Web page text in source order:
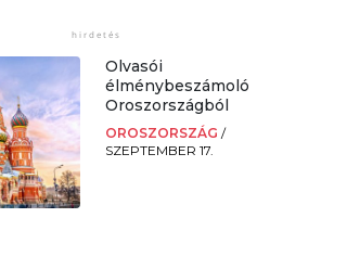
Olvasói
élménybeszámoló
Oroszországból
OROSZORSZÁG/
SZEPTEMBER 17.